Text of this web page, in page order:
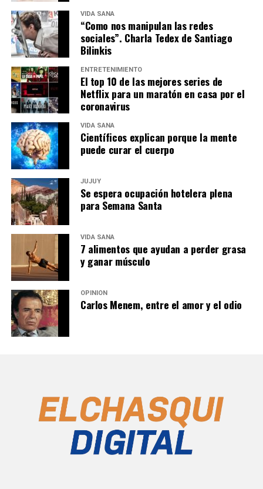
VIDA SANA
“Como nos manipulan las redes
sociales”. Charla Tedex de Santiago
Bilinkis
ENTRETENIMIENTO
El top 10 de las mejores series de
Netflix para un maratón en casa por el
coronavirus
VIDA SANA
Científicos explican porque la mente
puede curar el cuerpo
JUJUY
Se espera ocupación hotelera plena
para Semana Santa
VIDA SANA
7 alimentos que ayudan a perder grasa
y ganar músculo
OPINIÓN
Carlos Menem, entre el amor y el odio